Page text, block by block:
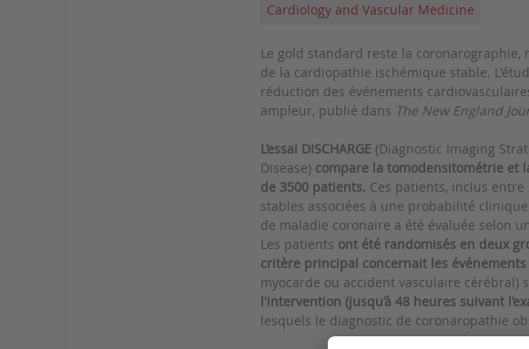
Cardiology and Vascular Medicine
Le gold standard reste la
de la cardiopathie ischémique stable.
réduction des événements
ampleur, publié dans The New England
L’essai DISCHARGE (Diagnostic Imaging
Disease) compare la tomodensitométrie et
de 3500 patients. Ces patients, inclus
stables associées à une probabilité
de maladie coronaire a été évaluée selon
Les patients ont été randomisés en deux
critère principal concernait les
myocarde ou accident vasculaire cérébral)
l'intervention (jusqu’à 48 heures suivant
lesquels le diagnostic de coronaropathie